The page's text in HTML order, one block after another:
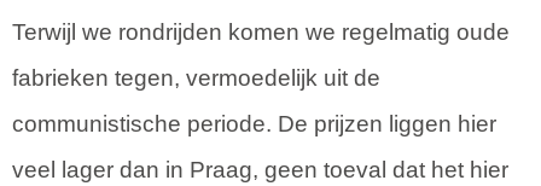
Terwijl we rondrijden komen we regelmatig oude
fabrieken tegen, vermoedelijk uit de
communistische periode. De prijzen liggen hier
veel lager dan in Praag, geen toeval dat het hier